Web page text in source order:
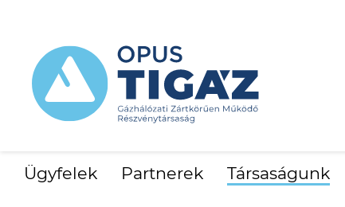
Ügyfelek Partnerek Társaságunk